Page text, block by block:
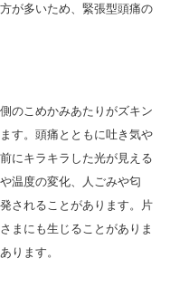
が多いため、緊張型頭痛の
のこめかみあたりがズキン
す。頭痛とともに吐き気や
にキラキラした光が見える
温度の変化、人ごみや匂
されることがあります。片
まにも生じることがありま
ります。